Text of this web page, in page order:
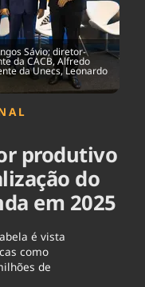
Sávio; diretor-
da CACB, Alfredo
da Unecs, Leonardo
produtivo
do
em 2025
é vista
como
de